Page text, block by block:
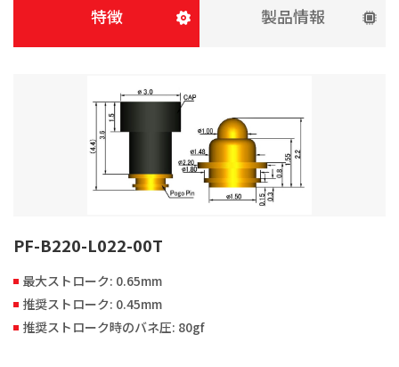
特徴 製品情報
PF-B220-L022-00T
最大ストローク: 0.65mm
推奨ストローク: 0.45mm
推奨ストローク時のバネ圧: 80gf